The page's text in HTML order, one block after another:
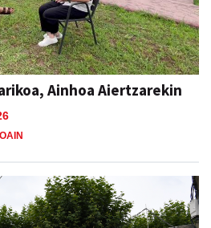
Ainhoa Aiertzarekin